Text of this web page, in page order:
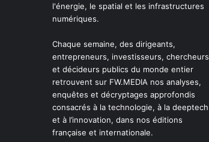
l'énergie, le spatial et les infrastructures
numériques.
Chaque semaine, des dirigeants,
entrepreneurs, investisseurs, chercheurs
et décideurs publics du monde entier
retrouvent sur FW.MEDIA nos analyses,
enquêtes et décryptages approfondis
consacrés à la technologie, à la deeptech
et à l’innovation, dans nos éditions
française et internationale.